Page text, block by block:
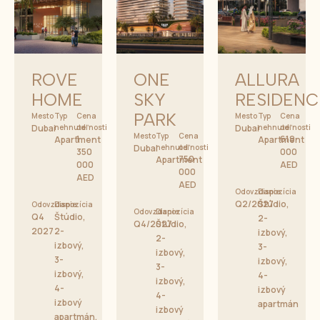
ROVE
HOME
Mesto
Dubai
Typ
nehnuteľnosti
Apartment
Cena
od
1
350
000
AED
Odovzdanie
Q4
2027
Dispozícia
Štúdio,
2-
izbový,
3-
izbový,
4-
izbový
apartmán,
ONE
SKY
PARK
Mesto
Dubai
Typ
nehnuteľnosti
Apartment
Cena
od
750
000
AED
Odovzdanie
Q4/2027
Dispozícia
Štúdio,
2-
izbový,
3-
izbový,
4-
izbový
ALLURA
Mesto
Dubai
Typ
nehnuteľnosti
Apartment
Cena
od
619
000
AED
Odovzdanie
Q2/2027
Dispozícia
Štúdio,
2-
izbový,
3-
izbový,
4-
izbový
apartmán